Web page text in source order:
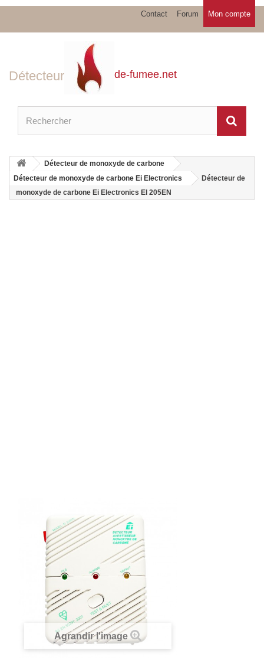
Mon compte
Forum
Contact
Détecteur de-fumee.net
Détecteur de monoxyde de carbone
Détecteur de monoxyde de carbone Ei Electronics
Détecteur de
monoxyde de carbone Ei Electronics EI 205EN
Agrandir l'image